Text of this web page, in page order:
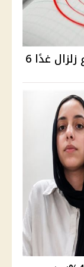
البحوث الفلكية تحسم مزاعم وقوع زلزال غدًا 6